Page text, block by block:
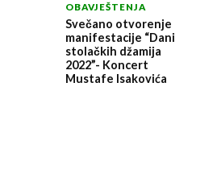
OBAVJEŠTENJA
Svečano otvorenje
manifestacije “Dani
stolačkih džamija
2022”- Koncert
Mustafe Isakovića